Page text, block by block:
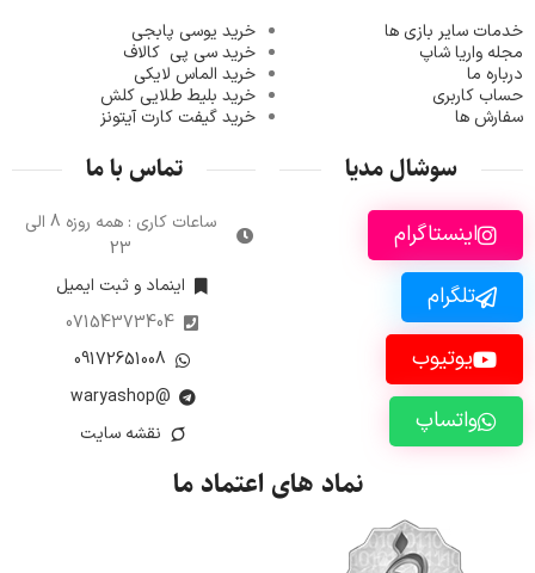
خدمات سایر بازی ها
مجله واریا شاپ
درباره ما
حساب کاربری
سفارش ها
خرید یوسی پابجی
خرید سی پی کالاف
خرید الماس لایکی
خرید بلیط طلایی کلش
خرید گیفت کارت آیتونز
سوشال مدیا
اینستاگرام
تلگرام
یوتیوب
واتساپ
تماس با ما
ساعات کاری : همه روزه 8 الی
23
اینماد و ثبت ایمیل
07154373404
09172651008
@waryashop
نقشه سایت
نماد های اعتماد ما